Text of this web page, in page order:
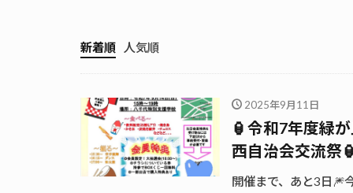
新着順 人気順
2025年9月11日
🏮令和7年度緑が
西自治会交流祭🏮
開催まで、あと3日🎆